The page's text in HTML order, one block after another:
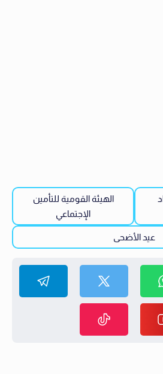
الهيئة القومية للتأمين
الإجتماعي
عيد الأضحى